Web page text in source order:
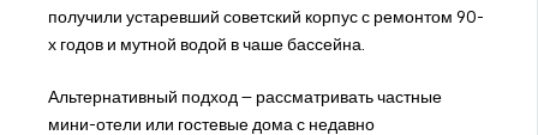
получили устаревший советский корпус с ремонтом 90-
х годов и мутной водой в чаше бассейна.
Альтернативный подход – рассматривать частные
мини-отели или гостевые дома с недавно